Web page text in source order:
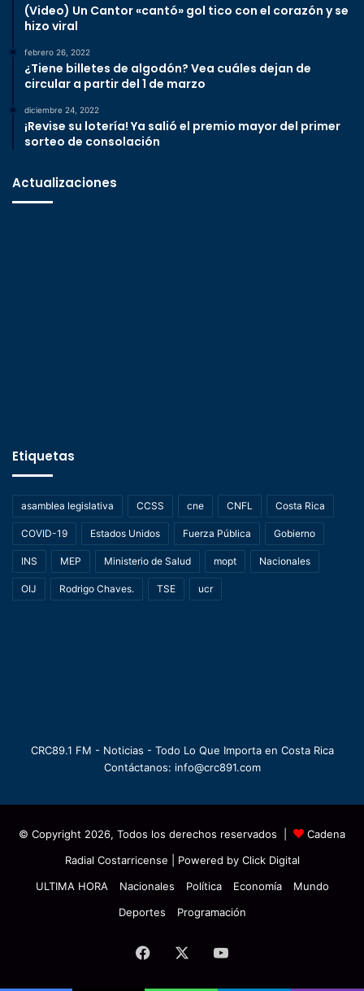
(Video) Un Cantor «cantó» gol tico con el corazón y se
hizo viral
febrero 26, 2022
¿Tiene billetes de algodón? Vea cuáles dejan de
circular a partir del 1 de marzo
diciembre 24, 2022
¡Revise su lotería! Ya salió el premio mayor del primer
sorteo de consolación
Actualizaciones
Etiquetas
asamblea legislativa CCSS cne CNFL Costa Rica
COVID-19 Estados Unidos Fuerza Pública Gobierno
INS MEP Ministerio de Salud mopt Nacionales
OIJ Rodrigo Chaves. TSE ucr
CRC89.1 FM - Noticias - Todo Lo Que Importa en Costa Rica
Contáctanos: info@crc891.com
© Copyright 2026, Todos los derechos reservados |
Cadena
Radial Costarricense | Powered by Click Digital
ULTIMA HORA
Nacionales Política Economía
Mundo
Deportes
Programación
Facebook YouTube